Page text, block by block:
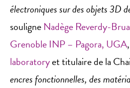
électroniques sur des objets 3D
souligne Nadège Reverdy-
Grenoble INP – Pagora, UGA
laboratoryet titulaire de la
encres fonctionnelles, des